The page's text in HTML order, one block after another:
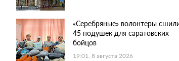
«Серебряные» волонтеры
45 подушек для саратовских
бойцов
19:01, 8 августа 2026